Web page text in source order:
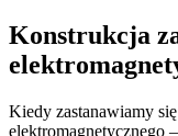
Konstrukcja
Kiedy zastanawiamy
elektromagnetycznego